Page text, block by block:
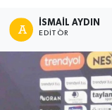
İSMAIL AYDIN
EDITÖR